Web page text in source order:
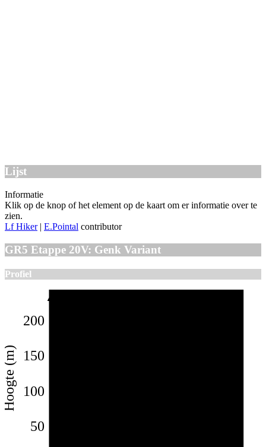
Lijst
Informatie
Klik op de knop of het element op de kaart om er informatie over te
zien.
Lf Hiker| E.Pointal contributor
GR5 Etappe 20V: Genk Variant
Profiel
50
100
150
200
Hoogte (m)